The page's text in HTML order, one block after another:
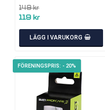
149 kr
119 kr
LÄGG I VARUKORG
- 20%